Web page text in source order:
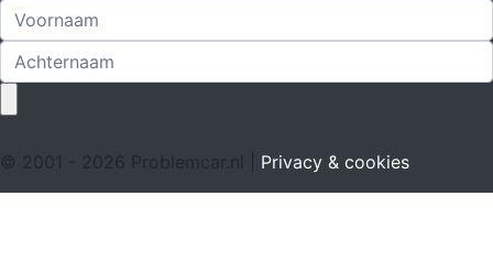
© 2001 - 2026 Problemcar.nl | Privacy & cookies